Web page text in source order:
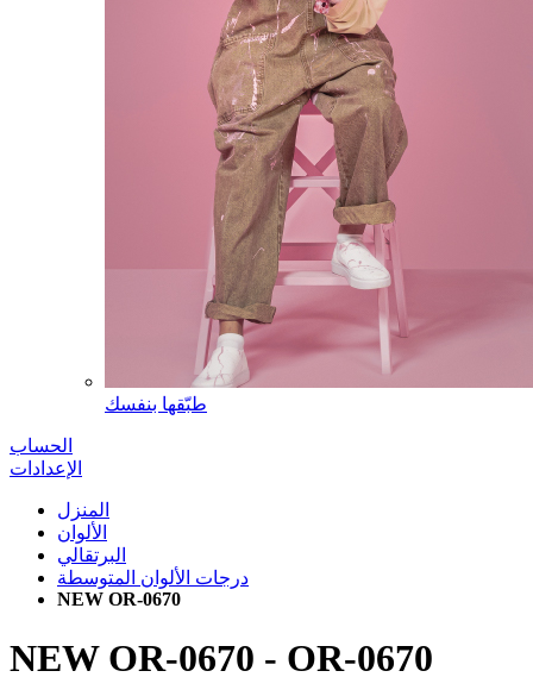
طبّقها بنفسك
الحساب
الإعدادات
المنزل
الألوان
البرتقالي
درجات الألوان المتوسطة
NEW OR-0670
NEW OR-0670 - OR-0670